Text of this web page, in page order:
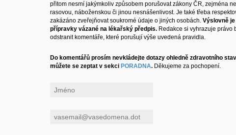
přitom nesmí jakýmkoliv způsobem porušovat zákony ČR, zejména
rasovou, náboženskou či jinou nesnášenlivost. Je také třeba
zakázáno zveřejňovat soukromé údaje o jiných osobách. Výslovně
přípravky vázané na lékařský předpis. Redakce si vyhrazuje
odstranit komentáře, které porušují výše uvedená pravidla.
Do komentářů prosím nevkládejte dotazy ohledně zdravotního
můžete se zeptat v sekci PORADNA. Děkujeme za pochopení.